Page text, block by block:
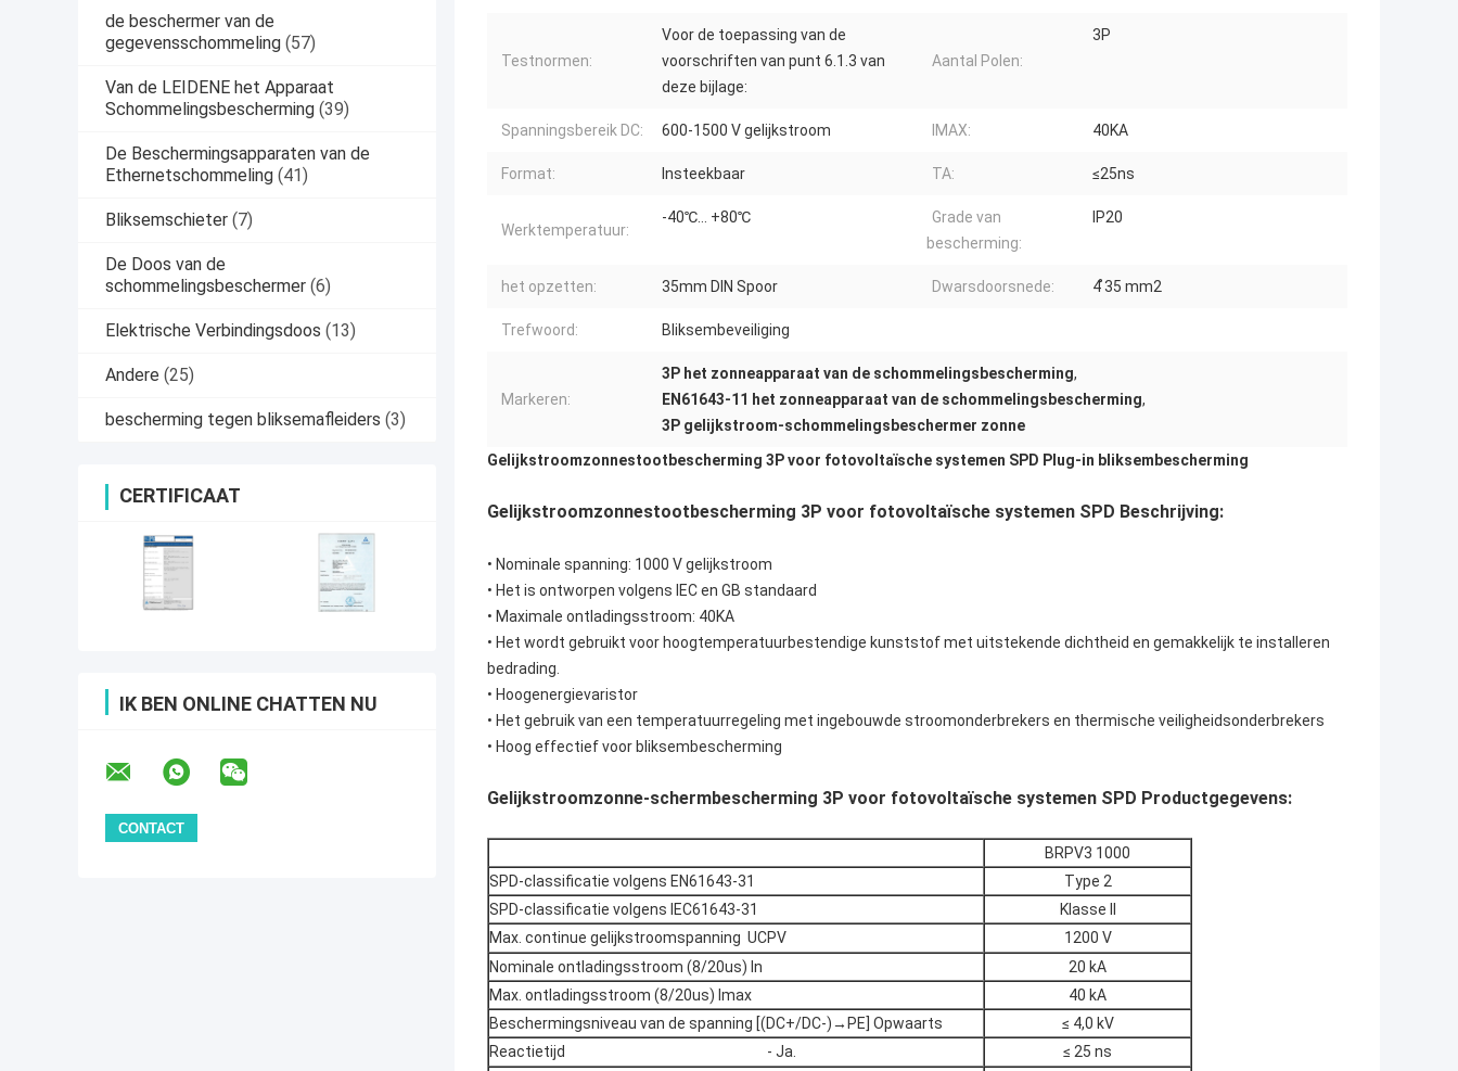
de beschermer van de
gegevensschommeling (57)
Van de LEIDENE het Apparaat
Schommelingsbescherming (39)
De Beschermingsapparaten van de
Ethernetschommeling (41)
Bliksemschieter (7)
De Doos van de
schommelingsbeschermer (6)
Elektrische Verbindingsdoos (13)
Andere (25)
bescherming tegen bliksemafleiders (3)
CERTIFICAAT
IK BEN ONLINE CHATTEN NU
Testnormen:
Voor de toepassing van de
voorschriften van punt 6.1.3 van
deze bijlage:
Aantal Polen:
3P
Spanningsbereik DC: 600-1500 V gelijkstroom IMAX: 40KA
Format: Insteekbaar TA: ≤25ns
Werktemperatuur:
-40℃… +80℃
Grade van
bescherming:
IP20
het opzetten: 35mm DIN Spoor Dwarsdoorsnede: 4 ̊35 mm2
Trefwoord: Bliksembeveiliging
Markeren:
3P het zonneapparaat van de schommelingsbescherming,
EN61643-11 het zonneapparaat van de schommelingsbescherming,
3P gelijkstroom-schommelingsbeschermer zonne
Gelijkstroomzonnestootbescherming 3P voor fotovoltaïsche systemen SPD Plug-in bliksembescherming
Gelijkstroomzonnestootbescherming 3P voor fotovoltaïsche systemen SPD Beschrijving:
• Nominale spanning: 1000 V gelijkstroom
• Het is ontworpen volgens IEC en GB standaard
• Maximale ontladingsstroom: 40KA
• Het wordt gebruikt voor hoogtemperatuurbestendige kunststof met uitstekende dichtheid en gemakkelijk te installeren
bedrading.
• Hoogenergievaristor
• Het gebruik van een temperatuurregeling met ingebouwde stroomonderbrekers en thermische veiligheidsonderbrekers
• Hoog effectief voor bliksembescherming
Gelijkstroomzonne-schermbescherming 3P voor fotovoltaïsche systemen SPD Productgegevens:
BRPV3 1000
SPD-classificatie volgens EN61643-31
Type 2
SPD-classificatie volgens IEC61643-31
Klasse II
Max. continue gelijkstroomspanning UCPV
1200 V
Nominale ontladingsstroom (8/20us) In
20 kA
Max. ontladingsstroom (8/20us) Imax
40 kA
Beschermingsniveau van de spanning [(DC+/DC-)→PE] Opwaarts
≤ 4,0 kV
Reactietijd
- Ja.
≤ 25 ns